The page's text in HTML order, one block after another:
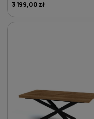
3 199,00 zł